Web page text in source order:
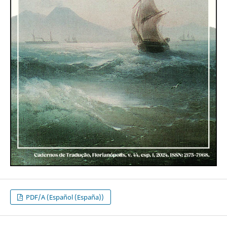
PDF/A (Español (España))